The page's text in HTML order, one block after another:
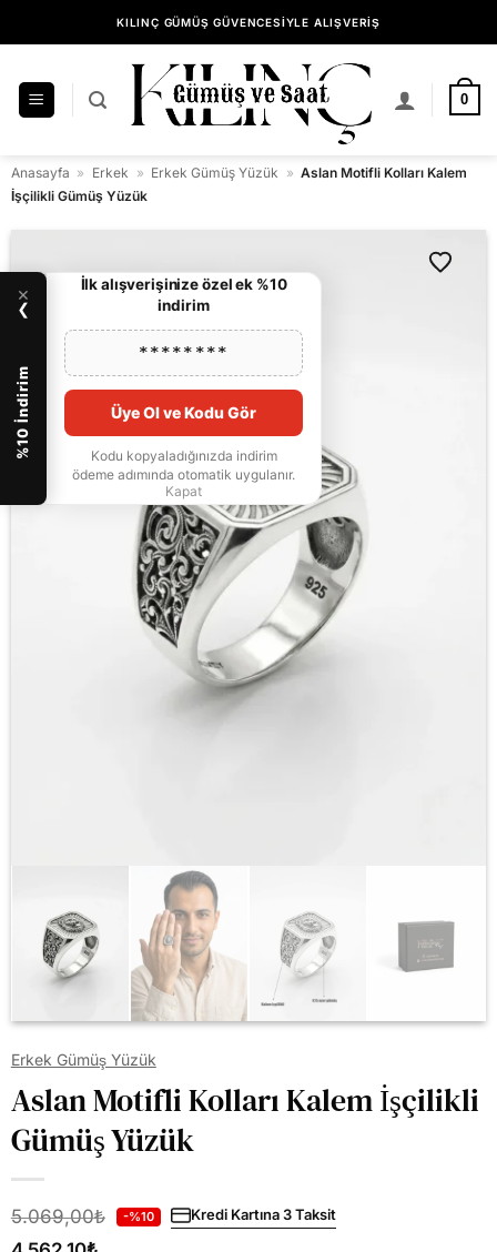
atla
KILINÇ GÜMÜŞ GÜVENCESİYLE ALIŞVERİŞ
0
Anasayfa » Erkek » Erkek Gümüş Yüzük » Aslan Motifli Kolları Kalem
İşçilikli Gümüş Yüzük
Erkek Gümüş Yüzük
Aslan Motifli Kolları Kalem İşçilikli
Gümüş Yüzük
5.069,00₺ -%10 Kredi Kartına 3 Taksit
×
❯
%10 İndirim
İlk alışverişinize özel ek %10
indirim
********
Üye Ol ve Kodu Gör
Kodu kopyaladığınızda indirim
ödeme adımında otomatik uygulanır.
Kapat